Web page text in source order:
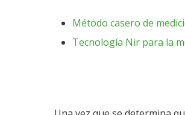
Método casero de
Tecnología Nir para la